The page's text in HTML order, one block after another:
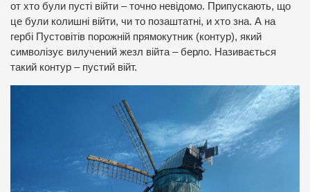
от хто були пусті війти – точно невідомо. Припускають, що
це були колишні війти, чи то позаштатні, и хто зна. А на
гербі Пустовітів порожній прямокутник (контур), який
символізує вилучений жезл війта – берло. Називається
такий контур – пустий війт.